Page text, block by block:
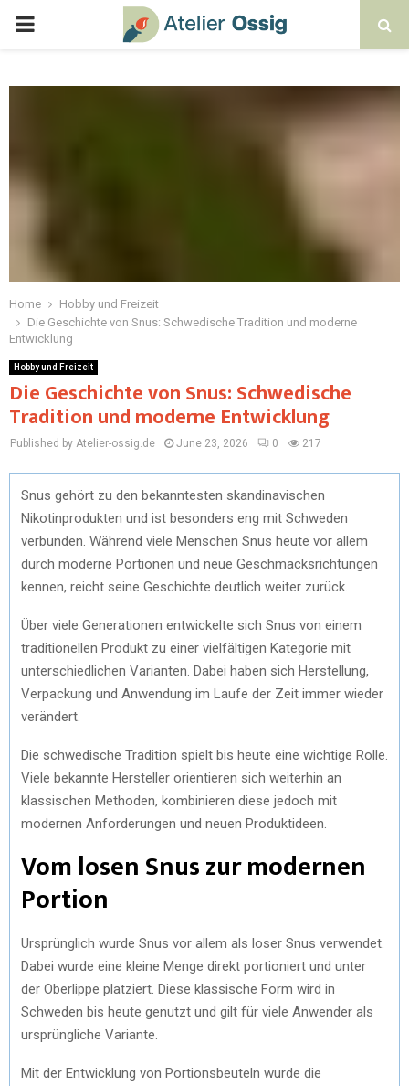
Home
Hobby und Freizeit
Die Geschichte von Snus: Schwedische Tradition und moderne
Entwicklung
Hobby und Freizeit
Die Geschichte von Snus: Schwedische
Tradition und moderne Entwicklung
Published by Atelier-ossig.de June 23, 2026 0 217
Snus gehört zu den bekanntesten skandinavischen
Nikotinprodukten und ist besonders eng mit Schweden
verbunden. Während viele Menschen Snus heute vor allem
durch moderne Portionen und neue Geschmacksrichtungen
kennen, reicht seine Geschichte deutlich weiter zurück.
Über viele Generationen entwickelte sich Snus von einem
traditionellen Produkt zu einer vielfältigen Kategorie mit
unterschiedlichen Varianten. Dabei haben sich Herstellung,
Verpackung und Anwendung im Laufe der Zeit immer wieder
verändert.
Die schwedische Tradition spielt bis heute eine wichtige Rolle.
Viele bekannte Hersteller orientieren sich weiterhin an
klassischen Methoden, kombinieren diese jedoch mit
modernen Anforderungen und neuen Produktideen.
Vom losen Snus zur modernen
Portion
Ursprünglich wurde Snus vor allem als loser Snus verwendet.
Dabei wurde eine kleine Menge direkt portioniert und unter
der Oberlippe platziert. Diese klassische Form wird in
Schweden bis heute genutzt und gilt für viele Anwender als
ursprüngliche Variante.
Mit der Entwicklung von Portionsbeuteln wurde die